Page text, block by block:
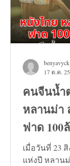
คนจีนน้ำ
หลานม่า
ฟาด 100
9+
เมื่อวันที่ 23
แห่งปี หลาน
benyavyck
17 ต.ค.